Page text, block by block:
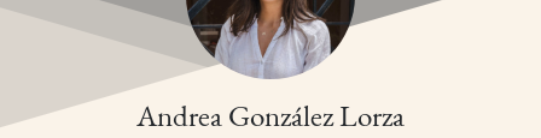
Andrea González Lorza